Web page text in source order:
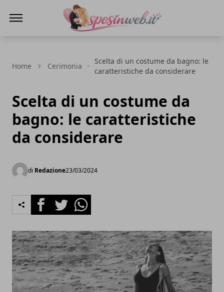
Home Cerimonia
Scelta di un costume da bagno: le
caratteristiche da considerare
Scelta di un costume da
bagno: le caratteristiche
da considerare
di Redazione23/03/2024
FacebookTwitterWhatsapp